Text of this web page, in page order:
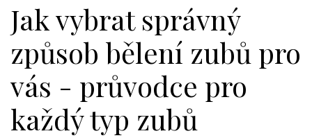
Jak vybrat správný
způsob bělení zubů pro
vás - průvodce pro
každý typ zubů